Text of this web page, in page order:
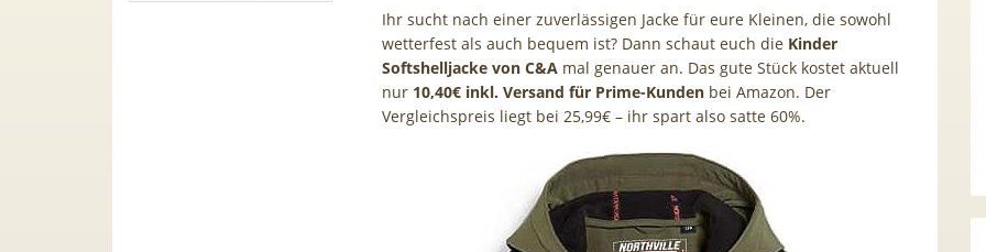
Ihr sucht nach einer zuverlässigen Jacke für eure Kleinen, die sowohl
wetterfest als auch bequem ist? Dann schaut euch die Kinder
Softshelljacke von C&A mal genauer an. Das gute Stück kostet aktuell
nur 10,40€ inkl. Versand für Prime-Kunden bei Amazon. Der
Vergleichspreis liegt bei 25,99€ – ihr spart also satte 60%.
Galaxy S26 (256GB) für 169€ +
50GB 5G Otelo Vodafone Allnet
für 19,99€ + 50€ BONUS
Vodafone Allnet für 7,99€ mtl.
| 0,00€ Anschlusskosten |